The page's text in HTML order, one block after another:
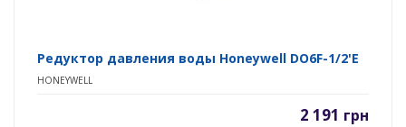
Редуктор давления воды Honeywell DO6F-1/2'E
HONEYWELL
2 191 грн